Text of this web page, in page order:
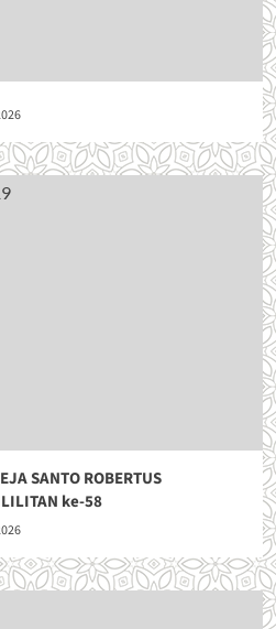
SANTO ROBERTUS
ke-58